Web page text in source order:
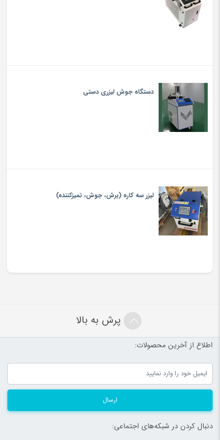
دستگاه جوش لیزری دستی
لیزر سه کاره (برش، جوش، تميزكننده)
پرش به بالا
اطلاع از آخرین محصولات:
ارسال
دنبال کردن در شبکه‌های اجتماعی: